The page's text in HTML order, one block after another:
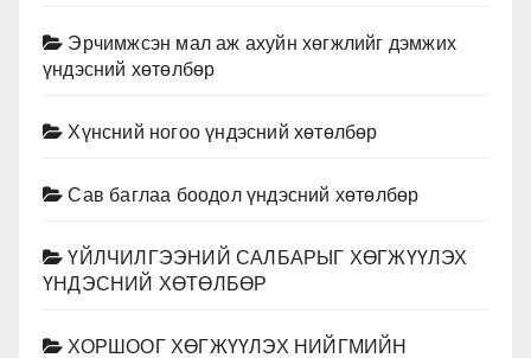
Эрчимжсэн мал аж ахуйн хөгжлийг дэмжих
үндэсний хөтөлбөр
Хүнсний ногоо үндэсний хөтөлбөр
Сав баглаа боодол үндэсний хөтөлбөр
ҮЙЛЧИЛГЭЭНИЙ САЛБАРЫГ ХӨГЖҮҮЛЭХ
ҮНДЭСНИЙ ХӨТӨЛБӨР
ХОРШООГ ХӨГЖҮҮЛЭХ НИЙГМИЙН